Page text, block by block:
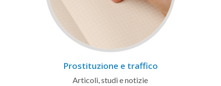
Prostituzione e traffico
Articoli, studi e notizie